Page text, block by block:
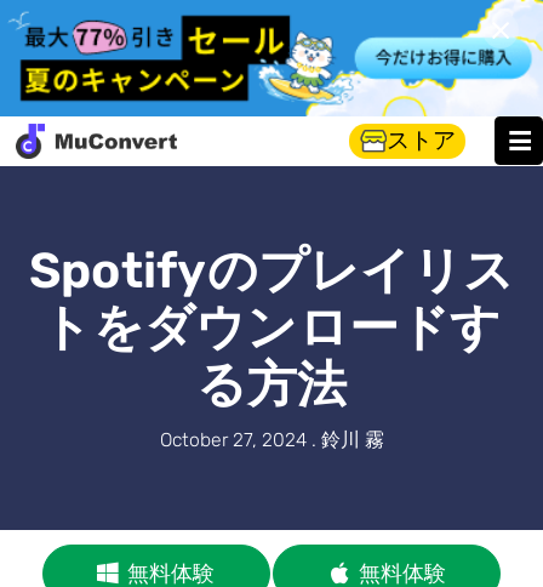
ストア
Spotifyのプレイリス
トをダウンロードす
る方法
October 27, 2024 . 鈴川 霧
無料体験 無料体験